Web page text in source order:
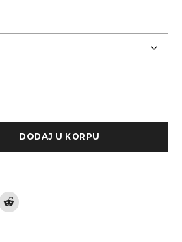
DODAJ U KORPU